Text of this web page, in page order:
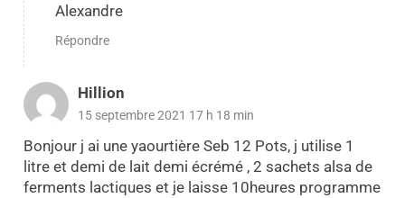
Alexandre
Répondre
Hillion
15 septembre 2021 17 h 18 min
Bonjour j ai une yaourtière Seb 12 Pots, j utilise 1
litre et demi de lait demi écrémé , 2 sachets alsa de
ferments lactiques et je laisse 10heures programme